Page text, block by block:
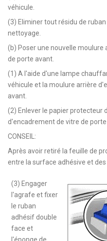
véhicule.
(3) Eliminer tout résidu de
nettoyage.
(b) Poser une nouvelle
de porte avant.
(1) A l'aide d'une lampe
véhicule et la moulure arrière
avant.
(2) Enlever le papier protecteur
d'encadrement de vitre de porte
CONSEIL:
Après avoir retiré la feuille de
entre la surface adhésive et des
(3) Engager
l'agrafe et fixer
le ruban
adhésif double
face et